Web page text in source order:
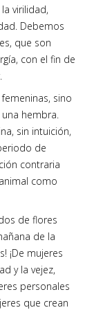
virilidad,
Debemos
que son
con el fin de
sino
hembra.
sin intuición,
de
contraria
como
de flores
de la
¡De mujeres
y la vejez,
personales
que crean